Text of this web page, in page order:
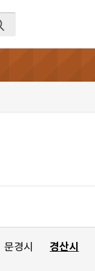
문경시 경산시